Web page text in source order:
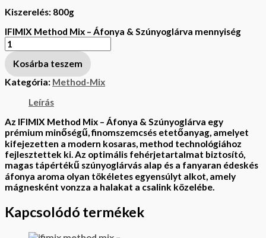
Kiszerelés: 800g
IFIMIX Method Mix – Áfonya & Szúnyoglárva mennyiség
Kosárba teszem
Kategória: Method-Mix
Leírás
Az IFIMIX Method Mix – Áfonya & Szúnyoglárva egy
prémium minőségű, finomszemcsés etetőanyag, amelyet
kifejezetten a modern kosaras, method technológiához
fejlesztettek ki. Az optimális fehérjetartalmat biztosító,
magas tápértékű szúnyoglárvás alap és a fanyaran édeskés
áfonya aroma olyan tökéletes egyensúlyt alkot, amely
mágnesként vonzza a halakat a csalink közelébe.
Kapcsolódó termékek